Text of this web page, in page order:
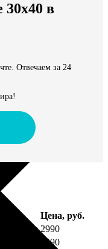
30х40 в
Отвечаем за 24
Цена, руб.
2990
5490